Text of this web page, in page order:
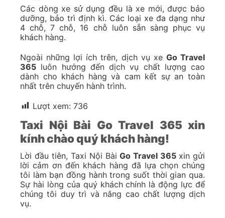
Các dòng xe sử dụng đều là xe mới, được bảo
dưỡng, bảo trì định kì. Các loại xe đa dạng như
4 chỗ, 7 chỗ, 16 chỗ luôn sẵn sàng phục vụ
khách hàng.
Ngoài những lợi ích trên, dịch vụ xe Go Travel
365 luôn hướng đến dịch vụ chất lượng cao
dành cho khách hàng và cam kết sự an toàn
nhất trên chuyến hành trình.
Lượt xem: 736
Taxi Nội Bài Go Travel 365 xin
kính chào quý khách hàng!
Lời đầu tiên, Taxi Nội BàiGo Travel 365 xin gửi
lời cảm ơn đến khách hàng đã lựa chọn chúng
tôi làm bạn đồng hành trong suốt thời gian qua.
Sự hài lòng của quý khách chính là động lực để
chúng tôi duy trì và nâng cao chất lượng dịch
vụ.